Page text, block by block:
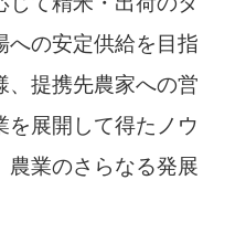
への安定供給を目指
、提携先農家への営
を展開して得たノウ
農業のさらなる発展